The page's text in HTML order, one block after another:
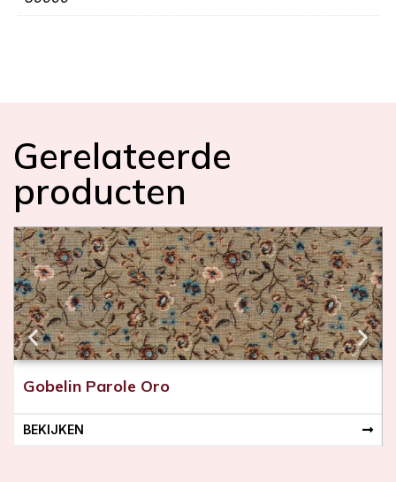
Gerelateerde
producten
Gobelin Parole Oro
BEKIJKEN